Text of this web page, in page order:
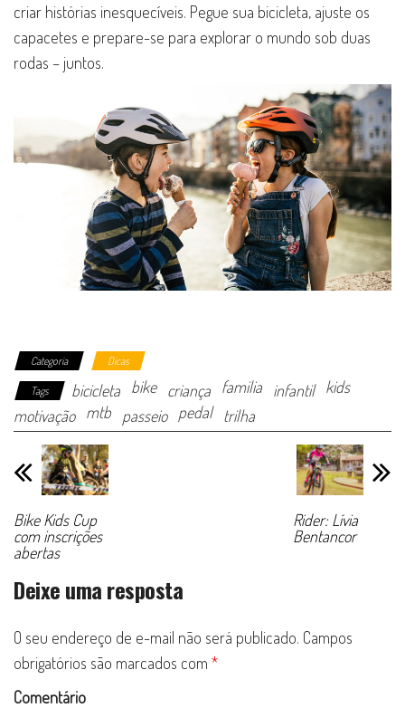
criar histórias inesquecíveis. Pegue sua bicicleta, ajuste os
capacetes e prepare-se para explorar o mundo sob duas
rodas – juntos.
Categoria Dicas
Tags bicicleta bike criança familia infantil kids
motivação mtb passeio pedal trilha
Bike Kids Cup
com inscrições
abertas
Rider: Lívia
Bentancor
Deixe uma resposta
O seu endereço de e-mail não será publicado. Campos
obrigatórios são marcados com *
Comentário